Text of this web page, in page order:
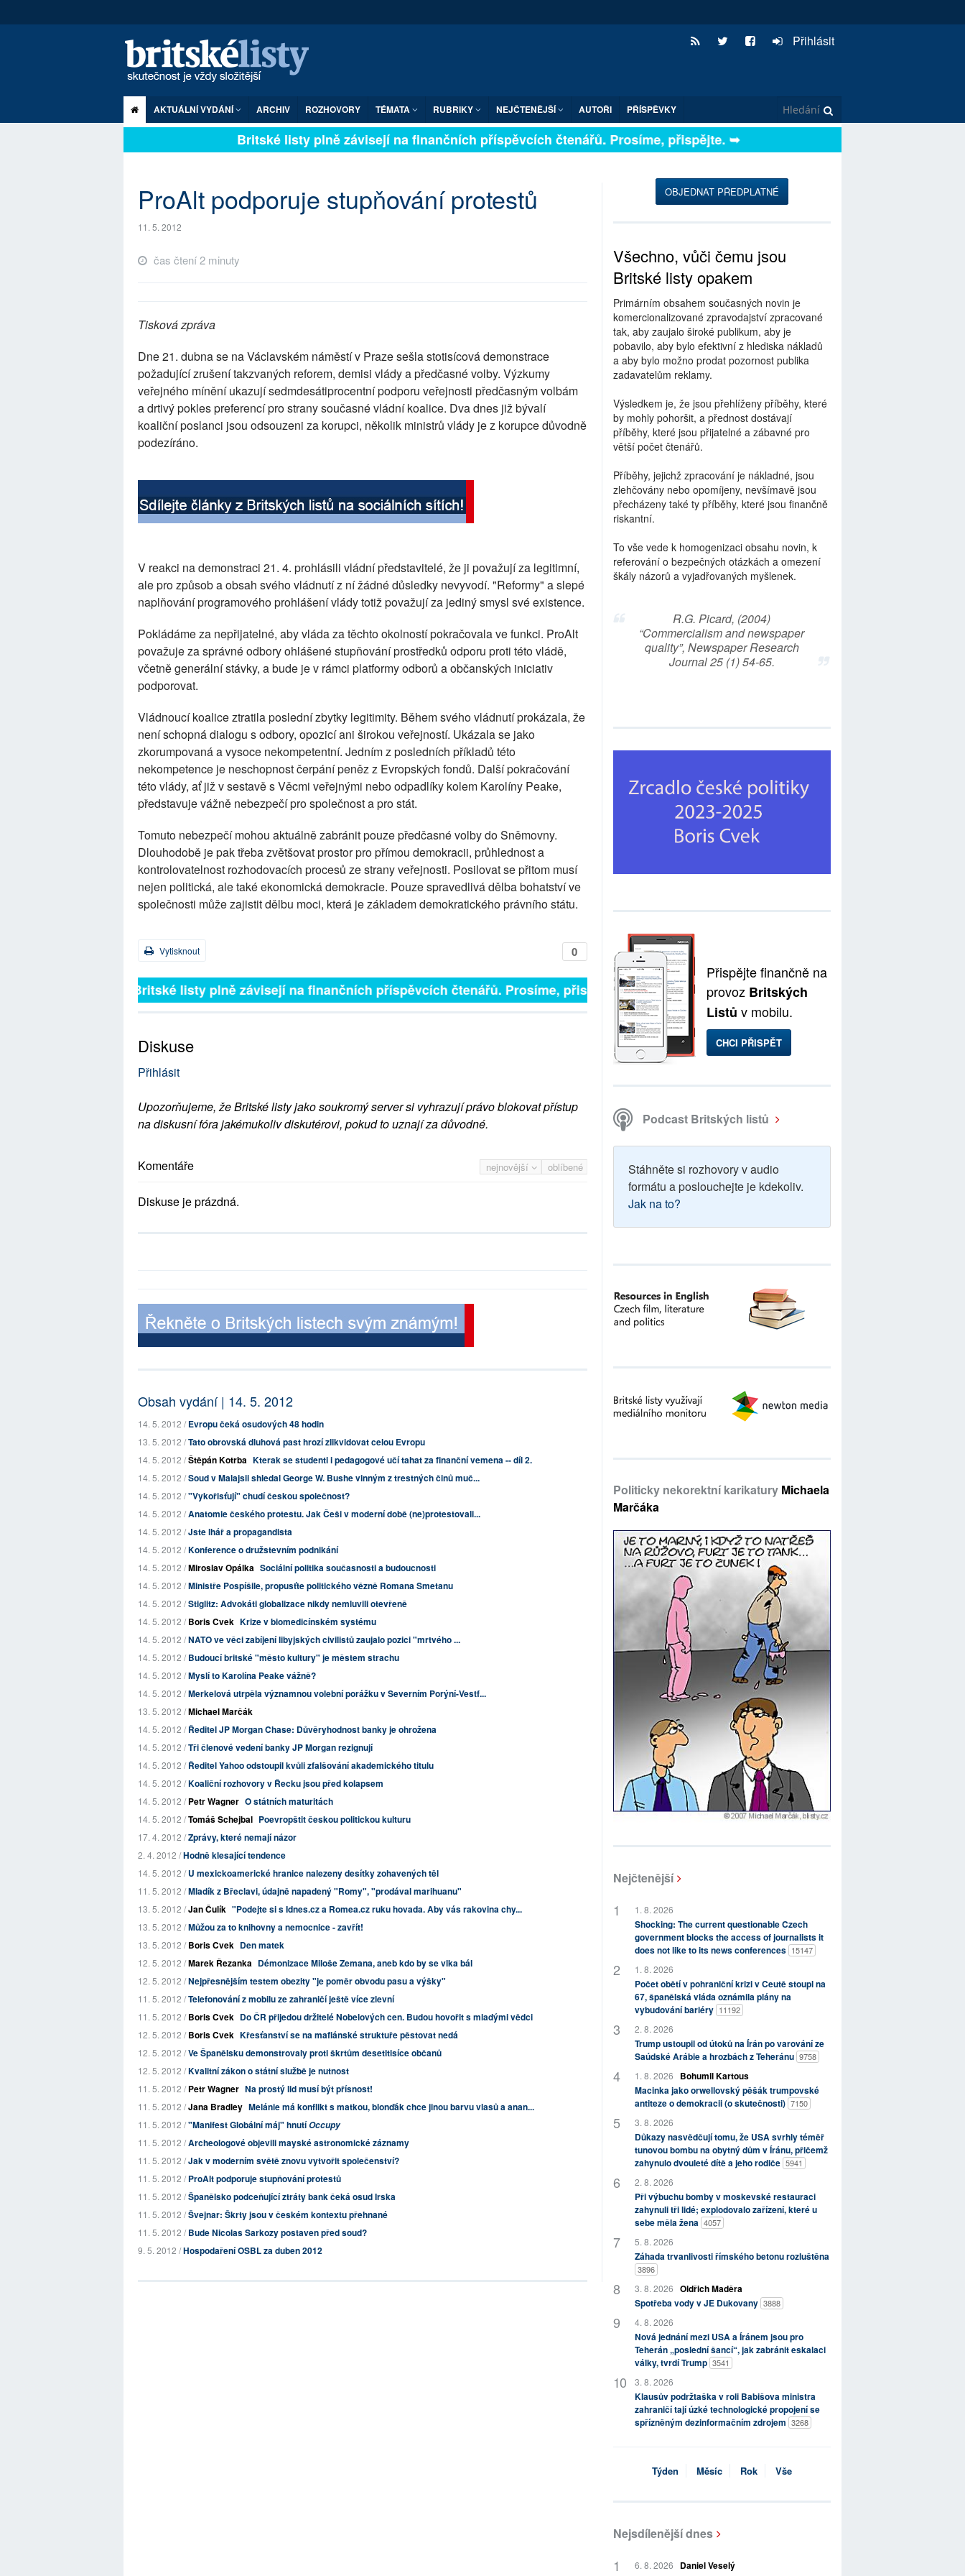
Přihlásit
AKTUÁLNÍ VYDÁNÍ ARCHIV ROZHOVORY TÉMATA RUBRIKY NEJČTENĚJŠÍ AUTOŘI PŘÍSPĚVKY
Britské listy plně závisejí na finančních příspěvcích čtenářů. Prosíme, přispějte. ➥
ProAlt podporuje stupňování protestů
11. 5. 2012
čas čtení 2 minuty
Tisková zpráva
Dne 21. dubna se na Václavském náměstí v Praze sešla stotisícová demonstrace
požadující zrušení takzvaných reforem, demisi vlády a předčasné volby. Výzkumy
veřejného mínění ukazují sedmdesátiprocentní podporu veřejnosti předčasným volbám
a drtivý pokles preferencí pro strany současné vládní koalice. Dva dnes již bývalí
koaliční poslanci jsou odsouzeni za korupci, několik ministrů vlády je z korupce důvodně
podezíráno.
V reakci na demonstraci 21. 4. prohlásili vládní představitelé, že ji považují za legitimní,
ale pro způsob a obsah svého vládnutí z ní žádné důsledky nevyvodí. "Reformy" a slepé
naplňování programového prohlášení vlády totiž považují za jediný smysl své existence.
Pokládáme za nepřijatelné, aby vláda za těchto okolností pokračovala ve funkci. ProAlt
považuje za správné odbory ohlášené stupňování prostředků odporu proti této vládě,
včetně generální stávky, a bude je v rámci platformy odborů a občanských iniciativ
podporovat.
Vládnoucí koalice ztratila poslední zbytky legitimity. Během svého vládnutí prokázala, že
není schopná dialogu s odbory, opozicí ani širokou veřejností. Ukázala se jako
zkorumpovaná a vysoce nekompetentní. Jedním z posledních příkladů této
nekompetence je neschopnost čerpání peněz z Evropských fondů. Další pokračování
této vlády, ať již v sestavě s Věcmi veřejnými nebo odpadlíky kolem Karolíny Peake,
představuje vážně nebezpečí pro společnost a pro stát.
Tomuto nebezpečí mohou aktuálně zabránit pouze předčasné volby do Sněmovny.
Dlouhodobě je pak třeba zvětšovat prostor pro přímou demokracii, průhlednost a
kontrolovatelnost rozhodovacích procesů ze strany veřejnosti. Posilovat se přitom musí
nejen politická, ale také ekonomická demokracie. Pouze spravedlivá dělba bohatství ve
společnosti může zajistit dělbu moci, která je základem demokratického právního státu.
0
Vytisknout
Britské listy plně závisejí na finančních příspěvcích čtenářů. Prosíme, přispějte. ➥
Diskuse
Přihlásit
Upozorňujeme, že Britské listy jako soukromý server si vyhrazují právo blokovat přístup
na diskusní fóra jakémukoliv diskutérovi, pokud to uznají za důvodné.
nejnovější oblíbené
Komentáře
Diskuse je prázdná.
Obsah vydání | 14. 5. 2012
14. 5. 2012 /Evropu čeká osudových 48 hodin
13. 5. 2012 /Tato obrovská dluhová past hrozí zlikvidovat celou Evropu
14. 5. 2012 /Štěpán Kotrba Kterak se studenti i pedagogové učí tahat za finanční vemena -- díl 2.
14. 5. 2012 /Soud v Malajsii shledal George W. Bushe vinným z trestných činů muč...
14. 5. 2012 /"Vykořisťují" chudí českou společnost?
14. 5. 2012 /Anatomie českého protestu. Jak Češi v moderní době (ne)protestovali...
14. 5. 2012 /Jste lhář a propagandista
14. 5. 2012 /Konference o družstevním podnikání
14. 5. 2012 /Miroslav Opálka Sociální politika současnosti a budoucnosti
14. 5. 2012 /Ministře Pospíšile, propusťte politického vězně Romana Smetanu
14. 5. 2012 /Stiglitz: Advokáti globalizace nikdy nemluvili otevřeně
14. 5. 2012 /Boris Cvek Krize v biomedicínském systému
14. 5. 2012 /NATO ve věci zabíjení libyjských civilistů zaujalo pozici "mrtvého ...
14. 5. 2012 /Budoucí britské "město kultury" je městem strachu
14. 5. 2012 /Myslí to Karolína Peake vážně?
14. 5. 2012 /Merkelová utrpěla významnou volební porážku v Severním Porýní-Vestf...
13. 5. 2012 /Michael Marčák
14. 5. 2012 /Ředitel JP Morgan Chase: Důvěryhodnost banky je ohrožena
14. 5. 2012 /Tři členové vedení banky JP Morgan rezignují
14. 5. 2012 /Ředitel Yahoo odstoupil kvůli zfalšování akademického titulu
14. 5. 2012 /Koaliční rozhovory v Řecku jsou před kolapsem
14. 5. 2012 /Petr Wagner O státních maturitách
14. 5. 2012 /Tomáš Schejbal Poevropštit českou politickou kulturu
17. 4. 2012 /Zprávy, které nemají názor
2. 4. 2012 /Hodně klesající tendence
14. 5. 2012 /U mexickoamerické hranice nalezeny desítky zohavených těl
11. 5. 2012 /Mladík z Břeclavi, údajně napadený "Romy", "prodával marihuanu"
13. 5. 2012 /Jan Čulík "Podejte si s Idnes.cz a Romea.cz ruku hovada. Aby vás rakovina chy...
13. 5. 2012 /Můžou za to knihovny a nemocnice - zavřít!
13. 5. 2012 /Boris Cvek Den matek
12. 5. 2012 /Marek Řezanka Démonizace Miloše Zemana, aneb kdo by se vlka bál
12. 5. 2012 /Nejpřesnějším testem obezity "je poměr obvodu pasu a výšky"
11. 5. 2012 /Telefonování z mobilu ze zahraničí ještě více zlevní
11. 5. 2012 /Boris Cvek Do ČR přijedou držitelé Nobelových cen. Budou hovořit s mladými vědci
12. 5. 2012 /Boris Cvek Křesťanství se na mafiánské struktuře pěstovat nedá
12. 5. 2012 /Ve Španělsku demonstrovaly proti škrtům desetitisíce občanů
12. 5. 2012 /Kvalitní zákon o státní službě je nutnost
11. 5. 2012 /Petr Wagner Na prostý lid musí být přísnost!
11. 5. 2012 /Jana Bradley Melánie má konflikt s matkou, blonďák chce jinou barvu vlasů a anan...
11. 5. 2012 /"Manifest Globální máj" hnutíOccupy
11. 5. 2012 /Archeologové objevili mayské astronomické záznamy
11. 5. 2012 /Jak v moderním světě znovu vytvořit společenství?
11. 5. 2012 /ProAlt podporuje stupňování protestů
11. 5. 2012 /Španělsko podceňující ztráty bank čeká osud Irska
11. 5. 2012 /Švejnar: Škrty jsou v českém kontextu přehnané
11. 5. 2012 /Bude Nicolas Sarkozy postaven před soud?
9. 5. 2012 /Hospodaření OSBL za duben 2012
OBJEDNAT PŘEDPLATNÉ
Všechno, vůči čemu jsou
Britské listy opakem
Primárním obsahem současných novin je
komercionalizované zpravodajství zpracované
tak, aby zaujalo široké publikum, aby je
pobavilo, aby bylo efektivní z hlediska nákladů
a aby bylo možno prodat pozornost publika
zadavatelům reklamy.
Výsledkem je, že jsou přehlíženy příběhy, které
by mohly pohoršit, a přednost dostávají
příběhy, které jsou přijatelné a zábavné pro
větší počet čtenářů.
Příběhy, jejichž zpracování je nákladné, jsou
zlehčovány nebo opomíjeny, nevšímavě jsou
přecházeny také ty příběhy, které jsou finančně
riskantní.
To vše vede k homogenizaci obsahu novin, k
referování o bezpečných otázkách a omezení
škály názorů a vyjadřovaných myšlenek.
R.G. Picard, (2004)
“Commercialism and newspaper
quality”, Newspaper Research
Journal 25 (1) 54-65.
Přispějte finančně na
provoz Britských
Listů v mobilu.
CHCI PŘISPĚT
Podcast Britských listů
Stáhněte si rozhovory v audio
formátu a poslouchejte je kdekoliv.
Jak na to?
Politicky nekorektní karikatury Michaela
Marčáka
Nejčtenější
1. 8. 2026
Shocking: The current questionable Czech
government blocks the access of journalists it
does not like to its news conferences 15147
1. 8. 2026
Počet obětí v pohraniční krizi v Ceutě stoupl na
67, španělská vláda oznámila plány na
vybudování bariéry 11192
2. 8. 2026
Trump ustoupil od útoků na Írán po varování ze
Saúdské Arábie a hrozbách z Teheránu 9758
1. 8. 2026
Bohumil Kartous
Macinka jako orwellovský pěšák trumpovské
antiteze o demokracii (o skutečnosti) 7150
3. 8. 2026
Důkazy nasvědčují tomu, že USA svrhly téměř
tunovou bombu na obytný dům v Íránu, přičemž
zahynulo dvouleté dítě a jeho rodiče 5941
2. 8. 2026
Při výbuchu bomby v moskevské restauraci
zahynuli tři lidé; explodovalo zařízení, které u
sebe měla žena 4057
5. 8. 2026
Záhada trvanlivosti římského betonu rozluštěna
3896
3. 8. 2026 Oldřich Maděra
Spotřeba vody v JE Dukovany 3888
4. 8. 2026
Nová jednání mezi USA a Íránem jsou pro
Teherán „poslední šancí“, jak zabránit eskalaci
války, tvrdí Trump 3541
3. 8. 2026
Klausův podržtaška v roli Babišova ministra
zahraničí tají úzké technologické propojení se
spřízněným dezinformačním zdrojem 3268
Týden Měsíc Rok Vše
Nejsdílenější dnes
6. 8. 2026
Daniel Veselý